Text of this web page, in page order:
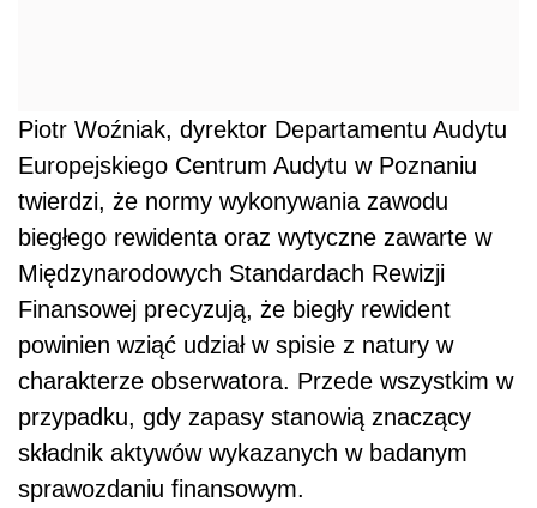
Piotr Woźniak, dyrektor Departamentu Audytu
Europejskiego Centrum Audytu w Poznaniu
twierdzi, że normy wykonywania zawodu
biegłego rewidenta oraz wytyczne zawarte w
Międzynarodowych Standardach Rewizji
Finansowej precyzują, że biegły rewident
powinien wziąć udział w spisie z natury w
charakterze obserwatora. Przede wszystkim w
przypadku, gdy zapasy stanowią znaczący
składnik aktywów wykazanych w badanym
sprawozdaniu finansowym.